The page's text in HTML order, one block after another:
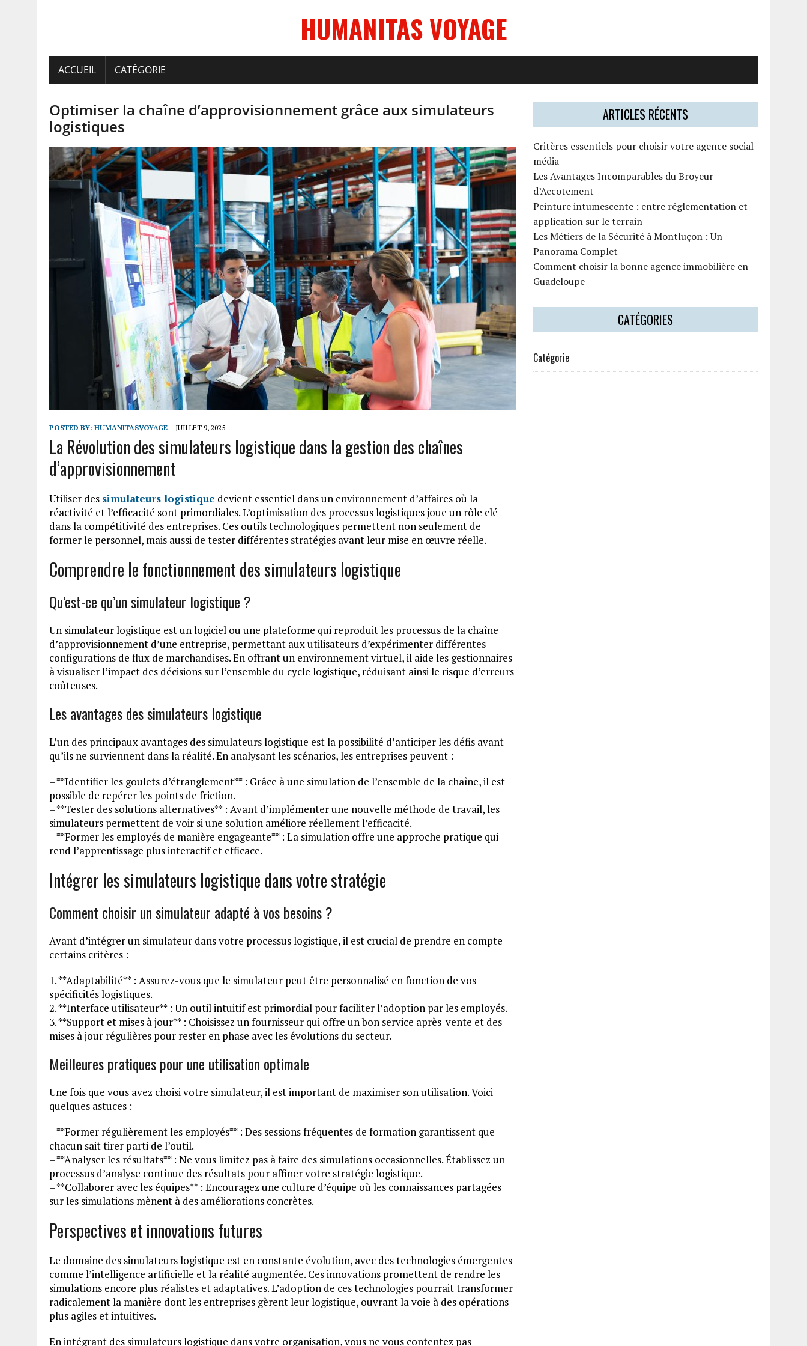
HUMANITAS VOYAGE
ACCUEIL CATÉGORIE
Optimiser la chaîne d’approvisionnement grâce aux simulateurs
logistiques
POSTED BY: HUMANITASVOYAGE JUILLET 9, 2025
La Révolution des simulateurs logistique dans la gestion des chaînes
d’approvisionnement
Utiliser des simulateurs logistique devient essentiel dans un environnement d’affaires où la
réactivité et l’efficacité sont primordiales. L’optimisation des processus logistiques joue un rôle clé
dans la compétitivité des entreprises. Ces outils technologiques permettent non seulement de
former le personnel, mais aussi de tester différentes stratégies avant leur mise en œuvre réelle.
Comprendre le fonctionnement des simulateurs logistique
Qu’est-ce qu’un simulateur logistique ?
Un simulateur logistique est un logiciel ou une plateforme qui reproduit les processus de la chaîne
d’approvisionnement d’une entreprise, permettant aux utilisateurs d’expérimenter différentes
configurations de flux de marchandises. En offrant un environnement virtuel, il aide les gestionnaires
à visualiser l’impact des décisions sur l’ensemble du cycle logistique, réduisant ainsi le risque d’erreurs
coûteuses.
Les avantages des simulateurs logistique
L’un des principaux avantages des simulateurs logistique est la possibilité d’anticiper les défis avant
qu’ils ne surviennent dans la réalité. En analysant les scénarios, les entreprises peuvent :
– **Identifier les goulets d’étranglement** : Grâce à une simulation de l’ensemble de la chaîne, il est
possible de repérer les points de friction.
– **Tester des solutions alternatives** : Avant d’implémenter une nouvelle méthode de travail, les
simulateurs permettent de voir si une solution améliore réellement l’efficacité.
– **Former les employés de manière engageante** : La simulation offre une approche pratique qui
rend l’apprentissage plus interactif et efficace.
Intégrer les simulateurs logistique dans votre stratégie
Comment choisir un simulateur adapté à vos besoins ?
Avant d’intégrer un simulateur dans votre processus logistique, il est crucial de prendre en compte
certains critères :
1. **Adaptabilité** : Assurez-vous que le simulateur peut être personnalisé en fonction de vos
spécificités logistiques.
2. **Interface utilisateur** : Un outil intuitif est primordial pour faciliter l’adoption par les employés.
3. **Support et mises à jour** : Choisissez un fournisseur qui offre un bon service après-vente et des
mises à jour régulières pour rester en phase avec les évolutions du secteur.
Meilleures pratiques pour une utilisation optimale
Une fois que vous avez choisi votre simulateur, il est important de maximiser son utilisation. Voici
quelques astuces :
– **Former régulièrement les employés** : Des sessions fréquentes de formation garantissent que
chacun sait tirer parti de l’outil.
– **Analyser les résultats** : Ne vous limitez pas à faire des simulations occasionnelles. Établissez un
processus d’analyse continue des résultats pour affiner votre stratégie logistique.
– **Collaborer avec les équipes** : Encouragez une culture d’équipe où les connaissances partagées
sur les simulations mènent à des améliorations concrètes.
Perspectives et innovations futures
Le domaine des simulateurs logistique est en constante évolution, avec des technologies émergentes
comme l’intelligence artificielle et la réalité augmentée. Ces innovations promettent de rendre les
simulations encore plus réalistes et adaptatives. L’adoption de ces technologies pourrait transformer
radicalement la manière dont les entreprises gèrent leur logistique, ouvrant la voie à des opérations
plus agiles et intuitives.
En intégrant des simulateurs logistique dans votre organisation, vous ne vous contentez pas
ARTICLES RÉCENTS
Critères essentiels pour choisir votre agence social
média
Les Avantages Incomparables du Broyeur
d’Accotement
Peinture intumescente : entre réglementation et
application sur le terrain
Les Métiers de la Sécurité à Montluçon : Un
Panorama Complet
Comment choisir la bonne agence immobilière en
Guadeloupe
CATÉGORIES
Catégorie